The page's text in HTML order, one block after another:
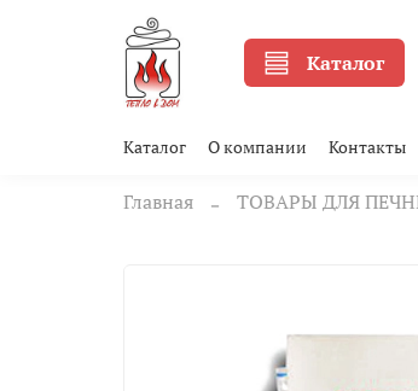
Каталог
Каталог О компании Контакты
Главная ТОВАРЫ ДЛЯ